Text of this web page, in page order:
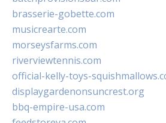
brasserie-gobette.com
musicrearte.com
morseysfarms.com
riverviewtennis.com
official-kelly-toys-
displaygardenonsuncrest.org
bbq-empire-usa.com